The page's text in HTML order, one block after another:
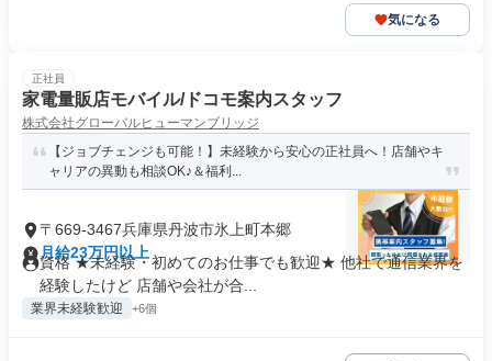
気になる
正社員
家電量販店モバイル/ドコモ案内スタッフ
株式会社グローバルヒューマンブリッジ
【ジョブチェンジも可能！】未経験から安心の正社員へ！店舗やキ
ャリアの異動も相談OK♪＆福利...
〒669-3467兵庫県丹波市氷上町本郷
月給23万円以上
資格 ★未経験・初めてのお仕事でも歓迎★ 他社で通信業界を
経験したけど 店舗や会社が合...
業界未経験歓迎 +6個